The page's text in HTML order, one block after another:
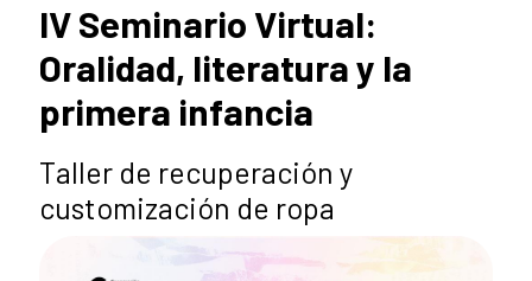
IV Seminario Virtual:
Oralidad, literatura y la
primera infancia
Taller de recuperación y
customización de ropa